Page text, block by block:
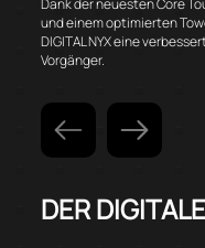
und einem optimierten
DIGITAL NYX eine
Vorgänger.
DER